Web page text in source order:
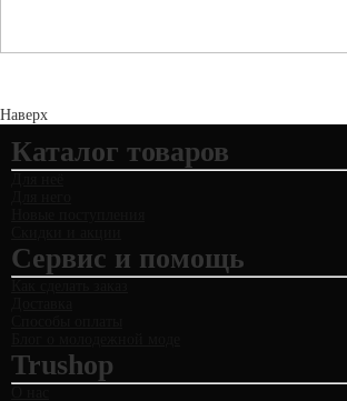
Наверх
Каталог товаров
Сервис и помощь
Trushop